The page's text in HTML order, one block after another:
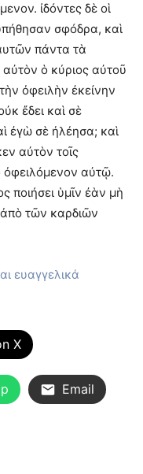
ἰδόντες δὲ οἱ
σφόδρα, καὶ
πάντα τὰ
ὁ κύριος αὐτοῦ
ὀφειλὴν ἐκείνην
ἔδει καὶ σὲ
ἐγὼ σὲ ἠλέησα; καὶ
αὐτὸν τοῖς
αὐτῷ.
ποιήσει ὑμῖν ἐὰν μὴ
τῶν καρδιῶν
ευαγγελικά
X
Email